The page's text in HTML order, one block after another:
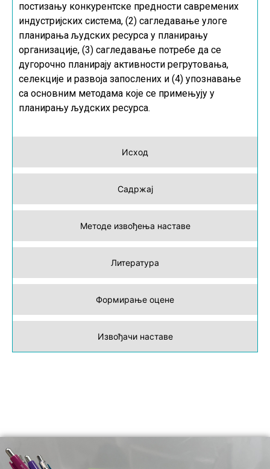
Исход
Садржај
Методе извођења наставе
Литература
Формирање оцене
Извођачи наставе
постизању конкурентске предности савремених
индустријских система, (2) сагледавање улоге
планирања људских ресурса у планирању
организације, (3) сагледавање потребе да се
дугорочно планирају активности регрутовања,
селекције и развоја запослених и (4) упознавање
са основним методама које се примењују у
планирању људских ресурса.